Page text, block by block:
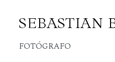
SEBASTIAN
FOTÓGRAFO